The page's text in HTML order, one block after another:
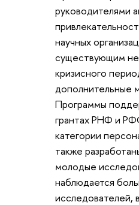
руководителями
научных
существующим
кризисного
дополнительные
Программы
грантах РНФ и
категории
также
молодые
наблюдается
исследователей,